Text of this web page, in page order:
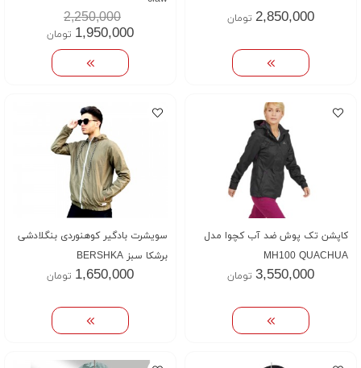
2,850,000 تومان 2,250,000
1,950,000 تومان
کاپشن تک پوش ضد آب کچوا مدل
MH100 QUACHUA
3,550,000 تومان
سویشرت بادگیر کوهنوردی بنگلادشی
برشکا سبز BERSHKA
1,650,000 تومان